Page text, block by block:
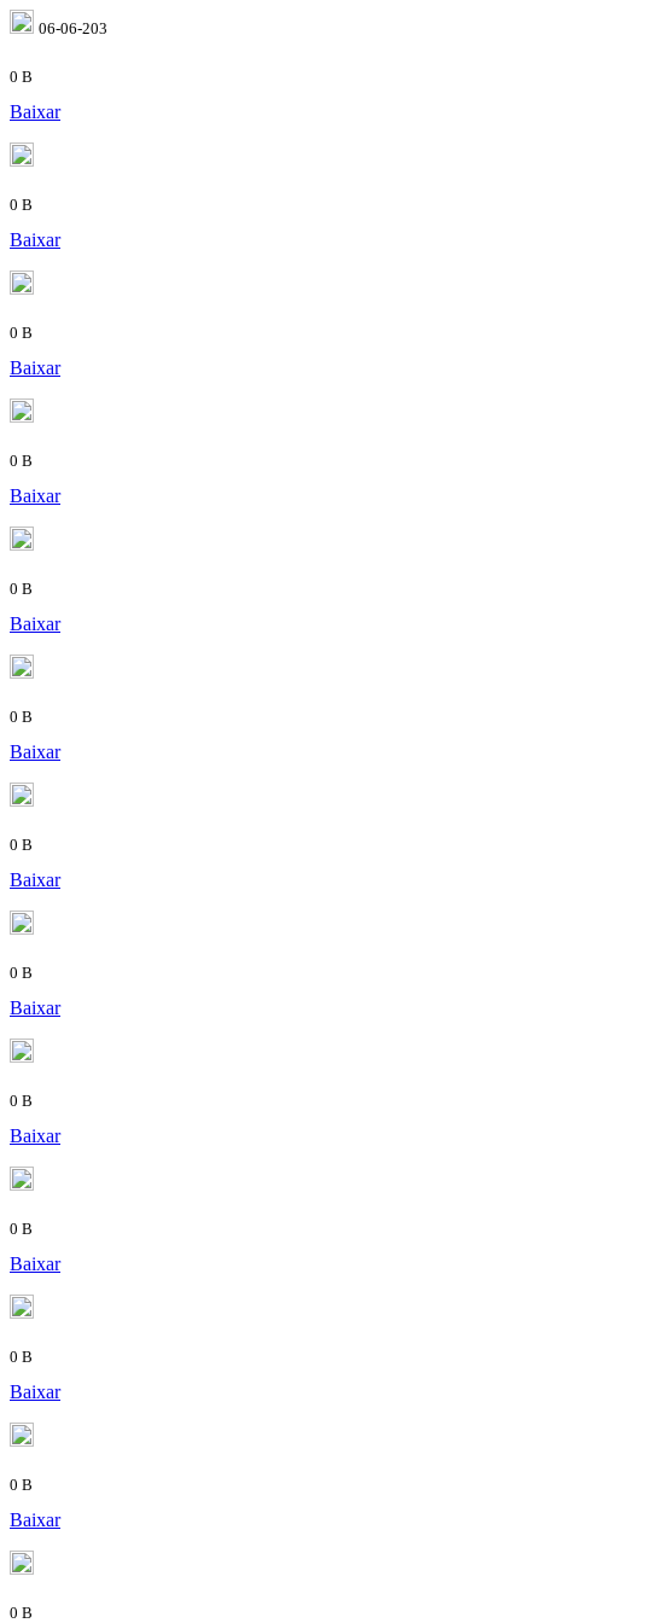
06-06-203
0 B
Baixar
0 B
Baixar
0 B
Baixar
0 B
Baixar
0 B
Baixar
0 B
Baixar
0 B
Baixar
0 B
Baixar
0 B
Baixar
0 B
Baixar
0 B
Baixar
0 B
Baixar
0 B